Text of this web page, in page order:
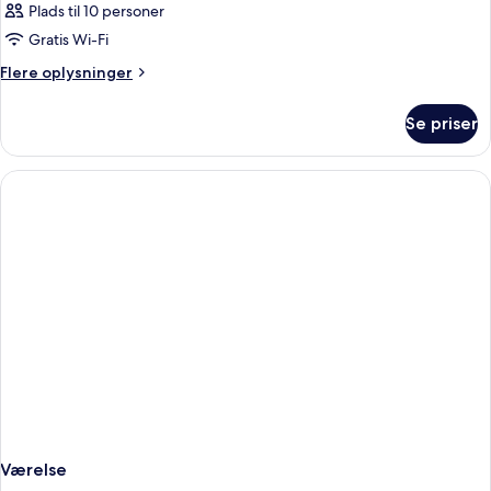
Plads til 10 personer
Gratis Wi-Fi
Flere oplysninger
Flere
Se priser
Værelse